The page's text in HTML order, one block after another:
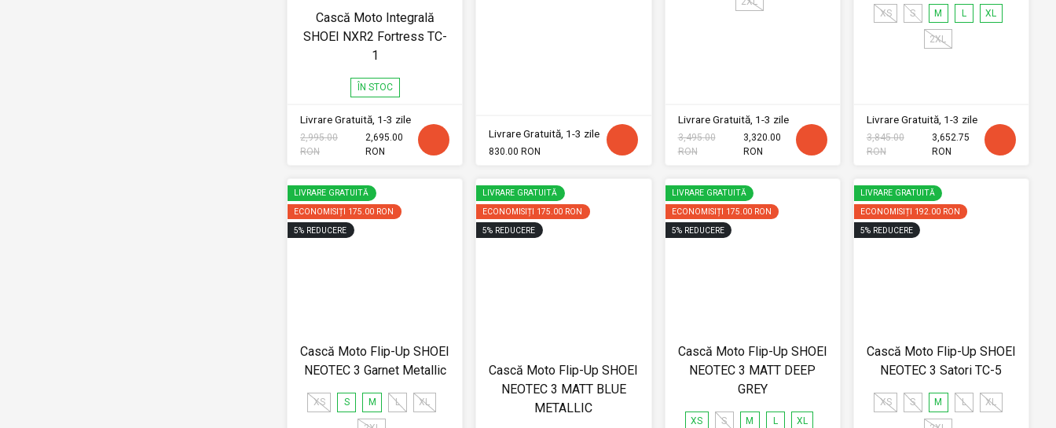
Cască Moto Integrală
SHOEI NXR2 Fortress TC-
1
ÎN STOC
Livrare Gratuită, 1-3 zile
2,995.00
RON
2,695.00
RON
Livrare Gratuită, 1-3 zile
830.00 RON
Livrare Gratuită, 1-3 zile
3,495.00
RON
3,320.00
RON
XS S M L XL
2XL
Livrare Gratuită, 1-3 zile
3,845.00
RON
3,652.75
RON
LIVRARE GRATUITĂ
ECONOMISIȚI 175.00 RON
5% REDUCERE
Cască Moto Flip-Up SHOEI
NEOTEC 3 Garnet Metallic
XS S M L XL
LIVRARE GRATUITĂ
ECONOMISIȚI 175.00 RON
5% REDUCERE
Cască Moto Flip-Up SHOEI
NEOTEC 3 MATT BLUE
METALLIC
LIVRARE GRATUITĂ
ECONOMISIȚI 175.00 RON
5% REDUCERE
Cască Moto Flip-Up SHOEI
NEOTEC 3 MATT DEEP
GREY
XS S M L XL
LIVRARE GRATUITĂ
ECONOMISIȚI 192.00 RON
5% REDUCERE
Cască Moto Flip-Up SHOEI
NEOTEC 3 Satori TC-5
XS S M L XL